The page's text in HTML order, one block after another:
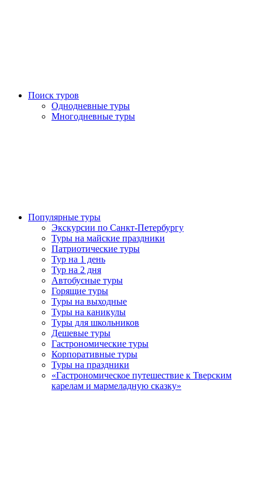
Поиск туров
Однодневные туры
Многодневные туры
Популярные туры
Экскурсии по Санкт-Петербургу
Туры на майские праздники
Патриотические туры
Тур на 1 день
Тур на 2 дня
Автобусные туры
Горящие туры
Туры на выходные
Туры на каникулы
Туры для школьников
Дешевые туры
Гастрономические туры
Корпоративные туры
Туры на праздники
«Гастрономическое путешествие к Тверским
карелам и мармеладную сказку»